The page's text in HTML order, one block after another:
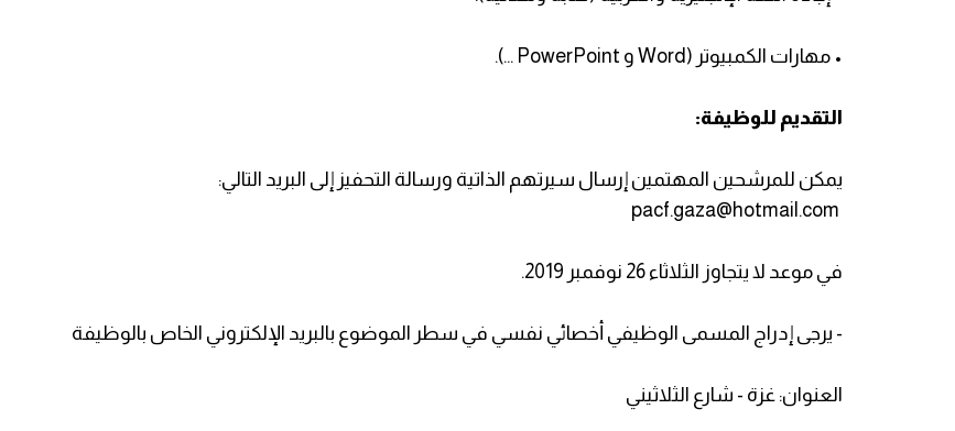
• مهارات الكمبيوتر (Word و PowerPoint ...).
التقديم للوظيفة:
يمكن للمرشحين المهتمين إرسال سيرتهم الذاتية ورسالة التحفيز إلى البريد التالي:
في موعد لا يتجاوز الثلاثاء 26 نوفمبر 2019.
- يرجى إدراج المسمى الوظيفي أخصائي نفسي في سطر الموضوع بالبريد الإلكتروني الخاص بالوظيفة
العنوان: غزة - شارع الثلاثيني